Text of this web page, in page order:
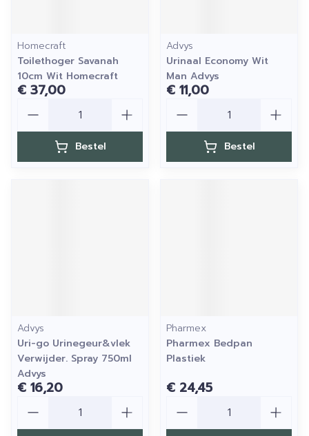
Homecraft
Toilethoger Savanah
10cm Wit Homecraft
€ 37,00
Bestel
Advys
Urinaal Economy Wit
Man Advys
€ 11,00
Bestel
Advys
Uri-go Urinegeur&vlek
Verwijder. Spray 750ml
Advys
€ 16,20
Pharmex
Pharmex Bedpan
Plastiek
€ 24,45